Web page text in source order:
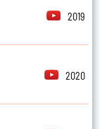
2019
2020